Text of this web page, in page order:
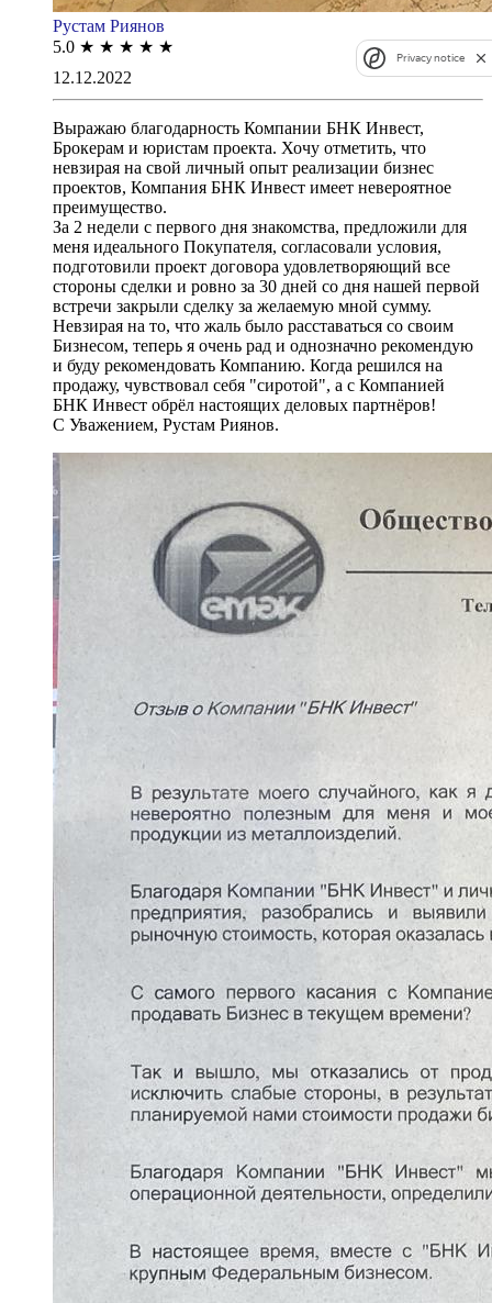
Рустам Риянов
5.0 ★ ★ ★ ★ ★
12.12.2022
Выражаю благодарность Компании БНК Инвест,
Брокерам и юристам проекта. Хочу отметить, что
невзирая на свой личный опыт реализации бизнес
проектов, Компания БНК Инвест имеет невероятное
преимущество.
За 2 недели с первого дня знакомства, предложили для
меня идеального Покупателя, согласовали условия,
подготовили проект договора удовлетворяющий все
стороны сделки и ровно за 30 дней со дня нашей первой
встречи закрыли сделку за желаемую мной сумму.
Невзирая на то, что жаль было расставаться со своим
Бизнесом, теперь я очень рад и однозначно рекомендую
и буду рекомендовать Компанию. Когда решился на
продажу, чувствовал себя "сиротой", а с Компанией
БНК Инвест обрёл настоящих деловых партнёров!
С Уважением, Рустам Риянов.
Privacy notice